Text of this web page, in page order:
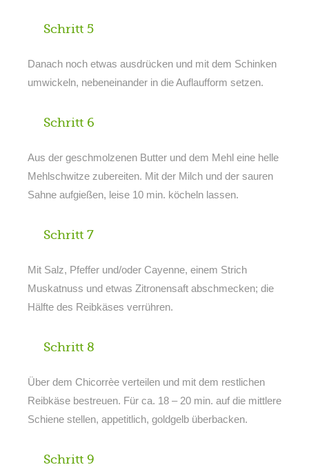
Schritt 5
Danach noch etwas ausdrücken und mit dem Schinken
umwickeln, nebeneinander in die Auflaufform setzen.
Schritt 6
Aus der geschmolzenen Butter und dem Mehl eine helle
Mehlschwitze zubereiten. Mit der Milch und der sauren
Sahne aufgießen, leise 10 min. köcheln lassen.
Schritt 7
Mit Salz, Pfeffer und/oder Cayenne, einem Strich
Muskatnuss und etwas Zitronensaft abschmecken; die
Hälfte des Reibkäses verrühren.
Schritt 8
Über dem Chicorrèe verteilen und mit dem restlichen
Reibkäse bestreuen. Für ca. 18 – 20 min. auf die mittlere
Schiene stellen, appetitlich, goldgelb überbacken.
Schritt 9